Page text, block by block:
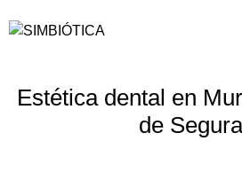
Estética dental en
de Segura